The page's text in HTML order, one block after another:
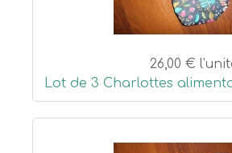
26,00 €
Lot de 3 Charlottes